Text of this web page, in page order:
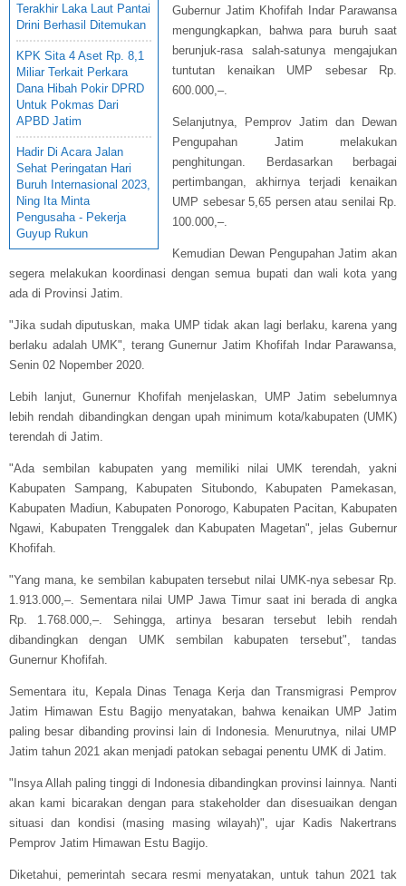
Terakhir Laka Laut Pantai
Drini Berhasil Ditemukan
KPK Sita 4 Aset Rp. 8,1
Miliar Terkait Perkara
Dana Hibah Pokir DPRD
Untuk Pokmas Dari
APBD Jatim
Hadir Di Acara Jalan
Sehat Peringatan Hari
Buruh Internasional 2023,
Ning Ita Minta
Pengusaha - Pekerja
Guyup Rukun
Gubernur Jatim Khofifah Indar Parawansa
mengungkapkan, bahwa para buruh saat
berunjuk-rasa salah-satunya mengajukan
tuntutan kenaikan UMP sebesar Rp.
600.000,–.
Selanjutnya, Pemprov Jatim dan Dewan
Pengupahan Jatim melakukan
penghitungan. Berdasarkan berbagai
pertimbangan, akhirnya terjadi kenaikan
UMP sebesar 5,65 persen atau senilai Rp.
100.000,–.
Kemudian Dewan Pengupahan Jatim akan
segera melakukan koordinasi dengan semua bupati dan wali kota yang
ada di Provinsi Jatim.
"Jika sudah diputuskan, maka UMP tidak akan lagi berlaku, karena yang
berlaku adalah UMK", terang Gunernur Jatim Khofifah Indar Parawansa,
Senin 02 Nopember 2020.
Lebih lanjut, Gunernur Khofifah menjelaskan, UMP Jatim sebelumnya
lebih rendah dibandingkan dengan upah minimum kota/kabupaten (UMK)
terendah di Jatim.
"Ada sembilan kabupaten yang memiliki nilai UMK terendah, yakni
Kabupaten Sampang, Kabupaten Situbondo, Kabupaten Pamekasan,
Kabupaten Madiun, Kabupaten Ponorogo, Kabupaten Pacitan, Kabupaten
Ngawi, Kabupaten Trenggalek dan Kabupaten Magetan", jelas Gubernur
Khofifah.
"Yang mana, ke sembilan kabupaten tersebut nilai UMK-nya sebesar Rp.
1.913.000,–. Sementara nilai UMP Jawa Timur saat ini berada di angka
Rp. 1.768.000,–. Sehingga, artinya besaran tersebut lebih rendah
dibandingkan dengan UMK sembilan kabupaten tersebut", tandas
Gunernur Khofifah.
Sementara itu, Kepala Dinas Tenaga Kerja dan Transmigrasi Pemprov
Jatim Himawan Estu Bagijo menyatakan, bahwa kenaikan UMP Jatim
paling besar dibanding provinsi lain di Indonesia. Menurutnya, nilai UMP
Jatim tahun 2021 akan menjadi patokan sebagai penentu UMK di Jatim.
"Insya Allah paling tinggi di Indonesia dibandingkan provinsi lainnya. Nanti
akan kami bicarakan dengan para stakeholder dan disesuaikan dengan
situasi dan kondisi (masing masing wilayah)", ujar Kadis Nakertrans
Pemprov Jatim Himawan Estu Bagijo.
Diketahui, pemerintah secara resmi menyatakan, untuk tahun 2021 tak